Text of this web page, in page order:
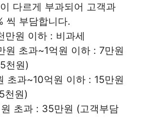
다르게 부과되어 고객과
씩 부담합니다.
만원 이하 : 비과세
원 초과~1억원 이하 : 7만원
천원)
초과~10억원 이하 : 15만원
천원)
초과 : 35만원 (고객부담